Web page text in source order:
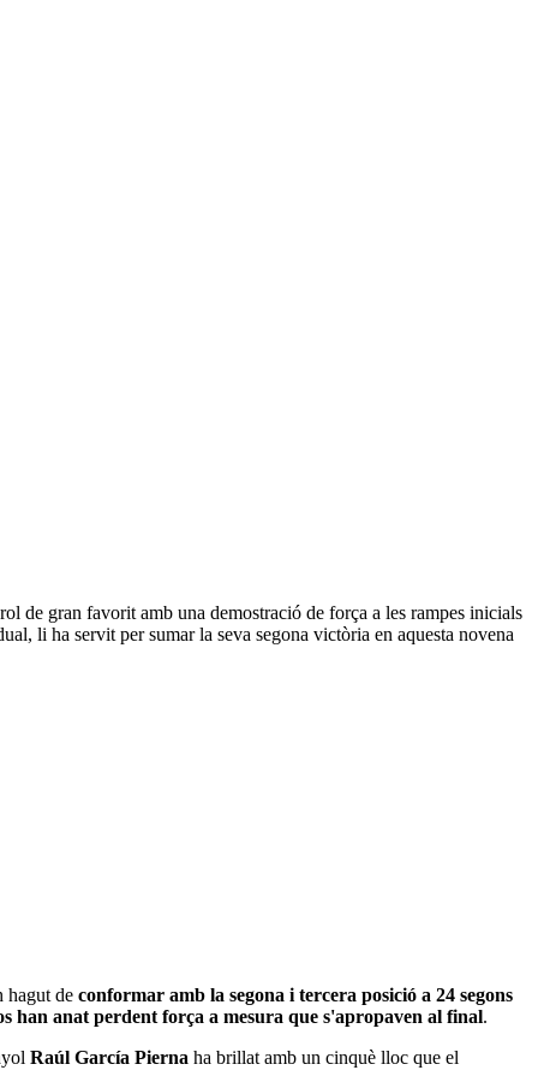
de gran favorit amb una demostració de força a les rampes inicials
li ha servit per sumar la seva segona victòria en aquesta novena
hagut de conformar amb la segona i tercera posició a 24 segons
han anat perdent força a mesura que s'apropaven al final.
Raúl García Pierna ha brillat amb un cinquè lloc que el